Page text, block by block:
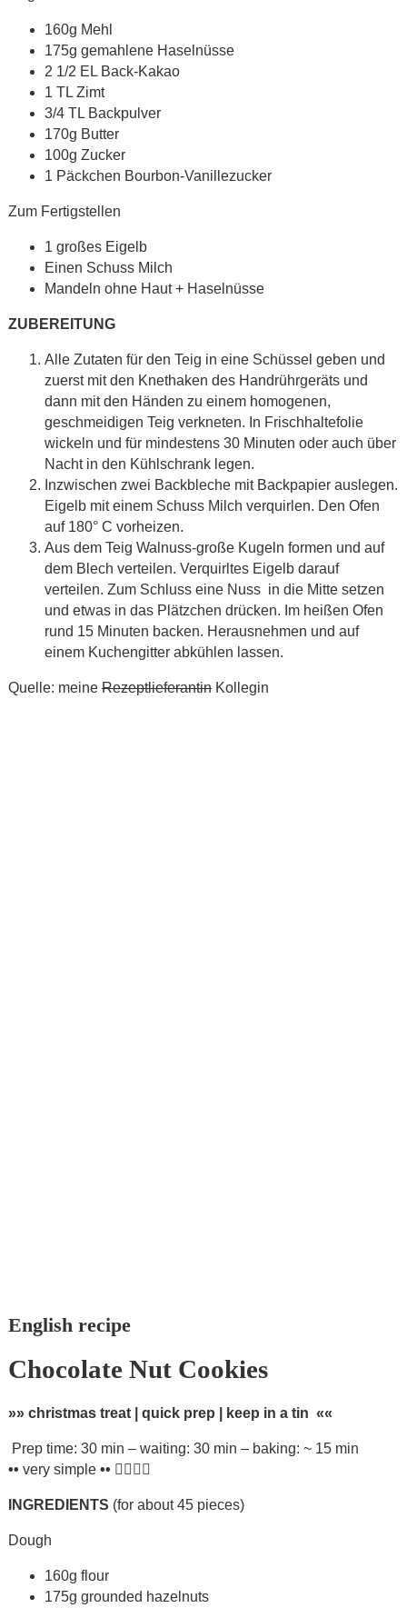
160g Mehl
175g gemahlene Haselnüsse
2 1/2 EL Back-Kakao
1 TL Zimt
3/4 TL Backpulver
170g Butter
100g Zucker
1 Päckchen Bourbon-Vanillezucker
Zum Fertigstellen
1 großes Eigelb
Einen Schuss Milch
Mandeln ohne Haut + Haselnüsse
ZUBEREITUNG
Alle Zutaten für den Teig in eine Schüssel geben und
zuerst mit den Knethaken des Handrührgeräts und
dann mit den Händen zu einem homogenen,
geschmeidigen Teig verkneten. In Frischhaltefolie
wickeln und für mindestens 30 Minuten oder auch über
Nacht in den Kühlschrank legen.
Inzwischen zwei Backbleche mit Backpapier auslegen.
Eigelb mit einem Schuss Milch verquirlen. Den Ofen
auf 180° C vorheizen.
Aus dem Teig Walnuss-große Kugeln formen und auf
dem Blech verteilen. Verquirltes Eigelb darauf
verteilen. Zum Schluss eine Nuss in die Mitte setzen
und etwas in das Plätzchen drücken. Im heißen Ofen
rund 15 Minuten backen. Herausnehmen und auf
einem Kuchengitter abkühlen lassen.
Quelle: meine RezeptlieferantinKollegin
English recipe
Chocolate Nut Cookies
»» christmas treat | quick prep | keep in a tin ««
Prep time: 30 min – waiting: 30 min – baking: ~ 15 min
•• very simple ••
INGREDIENTS (for about 45 pieces)
Dough
160g flour
175g grounded hazelnuts